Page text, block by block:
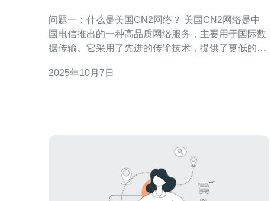
问题一：什么是美国CN2网络？ 美国CN2网络是中
国电信推出的一种高品质网络服务，主要用于国际数
据传输。它采用了先进的传输技术，提供了更低的延
CN2网络的优势在于其全面的覆盖和较高的网络稳定
2025年10月7日